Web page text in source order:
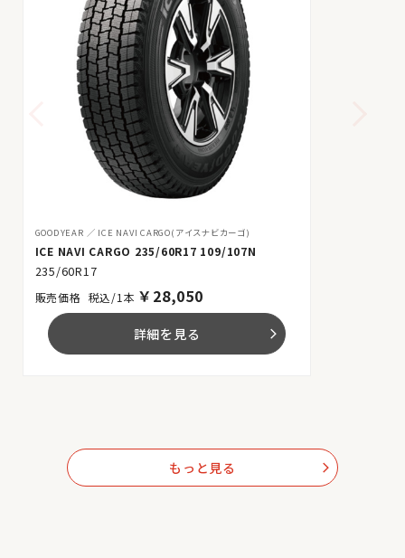
GOODYEAR ICE NAVI CARGO(アイスナビカーゴ)
ICE NAVI CARGO 235/60R17 109/107N
235/60R17
税込/1本 ￥ 28,050
詳細を見る arrow_forward_ios
もっと見る arrow_forward_ios